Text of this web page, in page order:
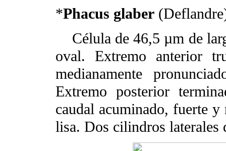
*Phacus glaber
Célula de 46,5 µm de
oval. Extremo anterior
medianamente
Extremo posterior
caudal acuminado, fuerte
lisa. Dos cilindros